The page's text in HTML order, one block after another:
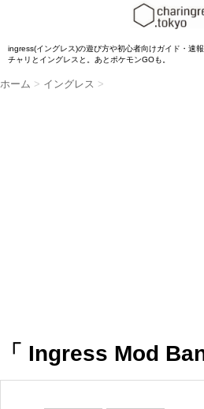
ingress(イングレス)の遊び方や初心者向けガイド・速
チャリとイングレスと。あとポケモンGOも。
ホーム > イングレス >
「 Ingress Mod